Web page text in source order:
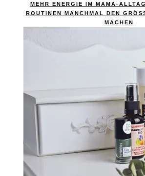
MEHR ENERGIE IM MAMA-
ROUTINEN MANCHMAL DEN
ACHEN